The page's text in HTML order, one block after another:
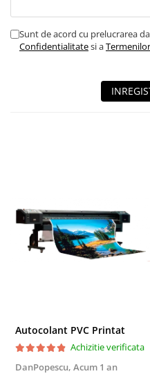
Sunt de acord cu prelucrarea
Confidentialitatesi a
Autocolant PVC Printat
Achizitie verificata
DanPopescu, Acum 1 an